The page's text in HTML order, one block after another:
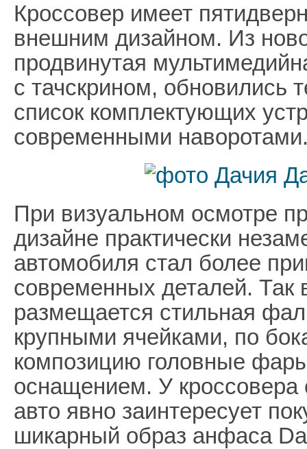
Кроссовер имеет
внешним дизайном. Из
продвинутая
с тачскрином, обновились
список комплектующих
современными
При визуальном осмотре
дизайне практически
автомобиля стал более
современных деталей. Так
размещается стильная
крупными ячейками, по
композицию головные
оснащением. У кроссовера
авто явно заинтересует
шикарный образ анфаса